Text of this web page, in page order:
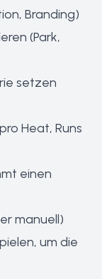
Branding)
(Park,
setzen
Heat, Runs
einen
manuell)
um die